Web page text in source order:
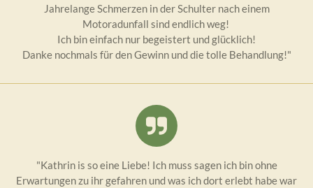
Jahrelange Schmerzen in der Schulter nach einem
Motoradunfall sind endlich weg!
Ich bin einfach nur begeistert und glücklich!
Danke nochmals für den Gewinn und die tolle Behandlung!"
"Kathrin is so eine Liebe! Ich muss sagen ich bin ohne
Erwartungen zu ihr gefahren und was ich dort erlebt habe war